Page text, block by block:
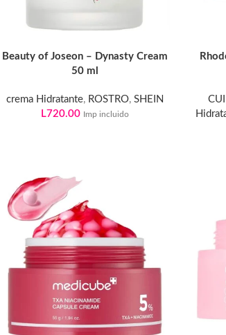
Beauty of Joseon – Dynasty Cream
50 ml
crema Hidratante, ROSTRO, SHEIN
L720.00 Imp incluido